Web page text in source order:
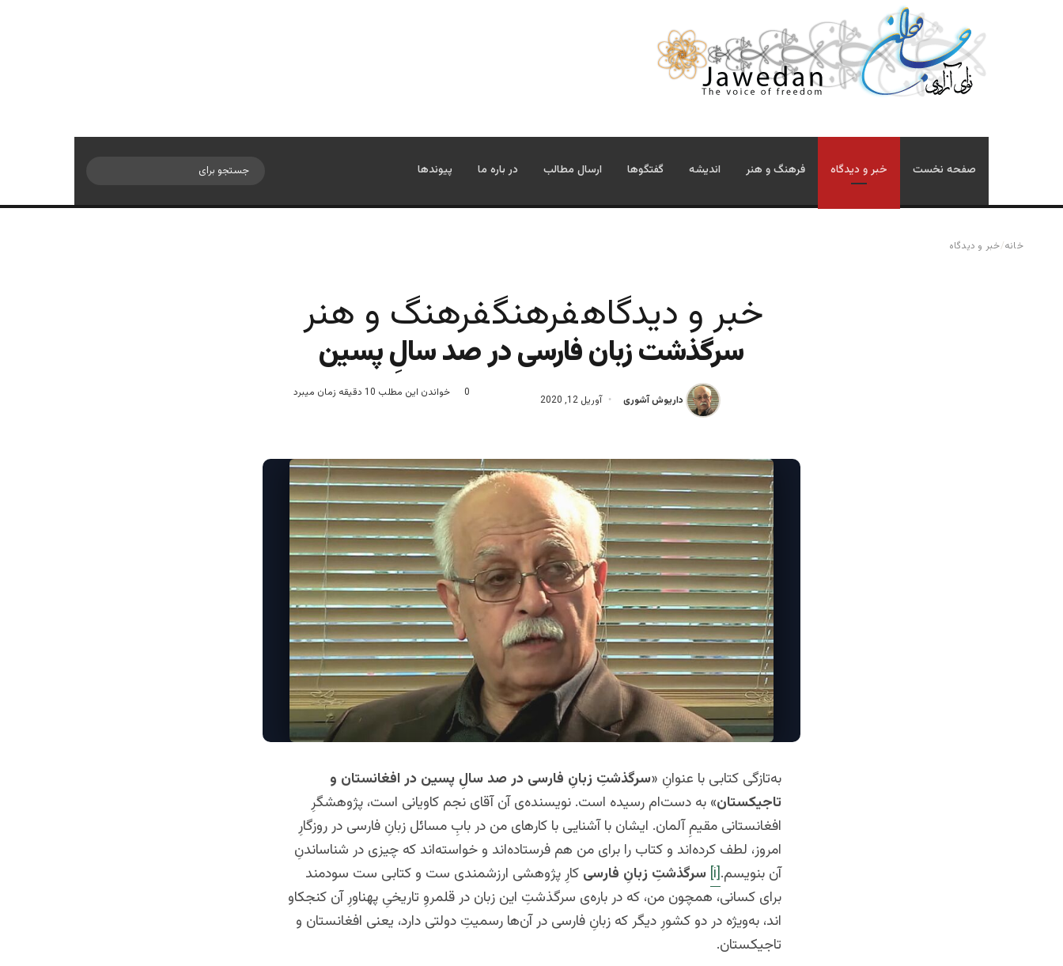
صفحه نخست خبر و دیدگاه فرهنگ و هنر اندیشه گفتگوها ارسال مطالب در باره ما پیوندها
خانه/خبر و دیدگاه
خبر و دیدگاهفرهنگفرهنگ و هنر
سرگذشت زبان فارسی در صد سالِ پسین
داریوش آشوری آوریل 12, 2020
0 خواندن این مطلب 10 دقیقه زمان میبرد
به‌تازگی کتابی با عنوانِ «سرگذشتِ زبانِ فارسی در صد سالِ پسین در افغانستان و
تاجیکستان» به دست‌ام رسیده است. نویسنده‌ی آن آقای نجم کاویانی است، پژوهشگرِ
افغانستانی مقیمِ آلمان. ایشان با آشنایی با کارهای من در بابِ مسائل زبانِ فارسی در روزگارِ
امروز، لطف کرده‌اند و کتاب را برای من هم فرستاده‌اند و خواسته‌اند که چیزی در شناساندنِ
آن بنویسم.[i] سرگذشتِ زبانِ فارسی کارِ پژوهشی ارزشمندی ست و کتابی ست سودمند
برای کسانی، همچون من، که در باره‌ی سرگذشتِ این زبان در قلمروِ تاریخیِ پهناورِ آن کنجکاو
اند، به‌ویژه در دو کشورِ دیگر که زبانِ فارسی در آن‌ها رسمیتِ دولتی دارد، یعنی افغانستان و
تاجیکستان.